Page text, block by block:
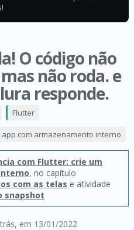
O código não
não roda. e
responde.
, em 13/01/2022
Flutter
app com armazenamento interno
com Flutter: crie um
, no capítulo
com as telas e atividade
snapshot